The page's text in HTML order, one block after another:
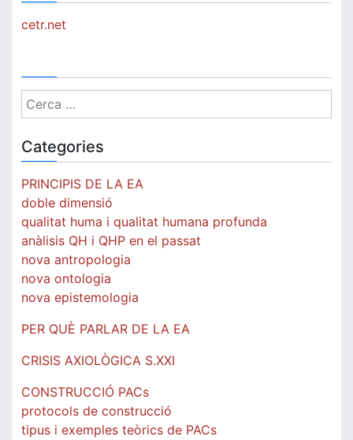
cetr.net
Cerca:
Categories
PRINCIPIS DE LA EA
doble dimensió
qualitat huma i qualitat humana profunda
anàlisis QH i QHP en el passat
nova antropologia
nova ontologia
nova epistemologia
PER QUÈ PARLAR DE LA EA
CRISIS AXIOLÒGICA S.XXI
CONSTRUCCIÓ PACs
protocols de construcció
tipus i exemples teòrics de PACs